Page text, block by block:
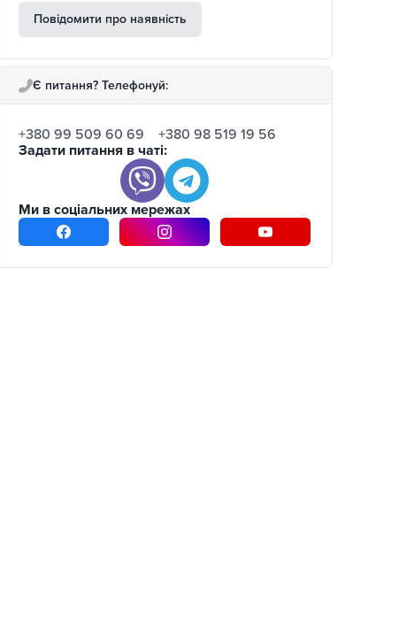
Повідомити про наявність
Є питання? Телефонуй:
+380 99 509 60 69
+380 98 519 19 56
Задати питання в чаті:
Ми в соціальних мережах